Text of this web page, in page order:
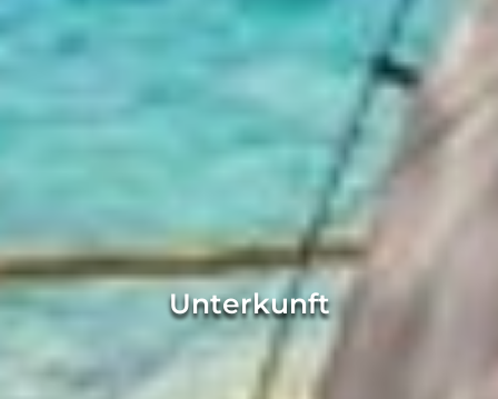
Unterkunft